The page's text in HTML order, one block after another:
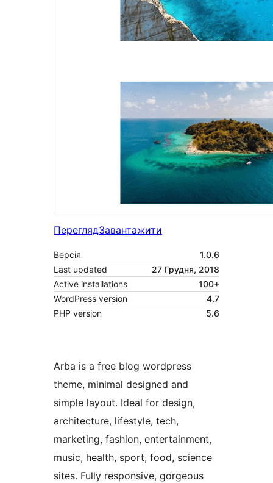
ПереглядЗавантажити
Версія
1.0.6
Last updated
27 Грудня, 2018
Active installations
100+
WordPress version
4.7
PHP version
5.6
Arba is a free blog wordpress
theme, minimal designed and
simple layout. Ideal for design,
architecture, lifestyle, tech,
marketing, fashion, entertainment,
music, health, sport, food, science
sites. Fully responsive, gorgeous